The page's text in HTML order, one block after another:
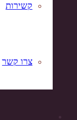
קשירות
צרו קשר